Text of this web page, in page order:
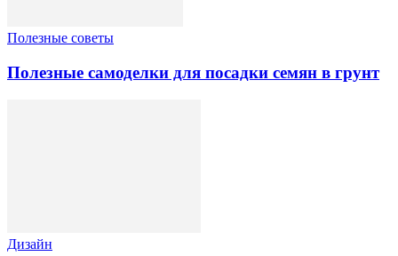
Полезные советы
Полезные самоделки для посадки семян в грунт
Дизайн